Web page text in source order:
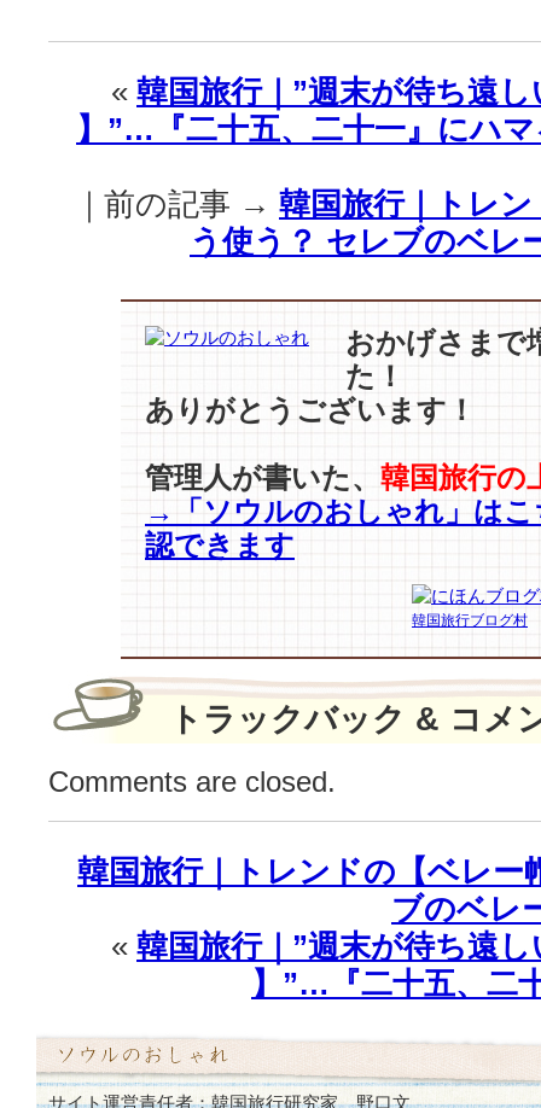
｜
応
爆
発
tvN
新
ド
『二
一』”序
盤
の
気
が
尋
常
ゃ
キ
ド
キ
す
る！”
は
« 韓国旅行｜”週末が待ち遠
】”…『二十五、二十一』にハ
｜前の記事 → 韓国旅行｜トレ
う使う？ セレブのベレ
おかげさまで
た！
ありがとうございます！
管理人が書いた、 韓国旅行の
→「ソウルのおしゃれ」はこ
認できます
韓国旅行ブログ村
トラックバック & コメ
Comments are closed.
韓国旅行｜トレンドの【ベレー
ブのベレ
« 韓国旅行｜”週末が待ち遠
】”…『二十五、二
サイト運営責任者：韓国旅行研究家 野口文